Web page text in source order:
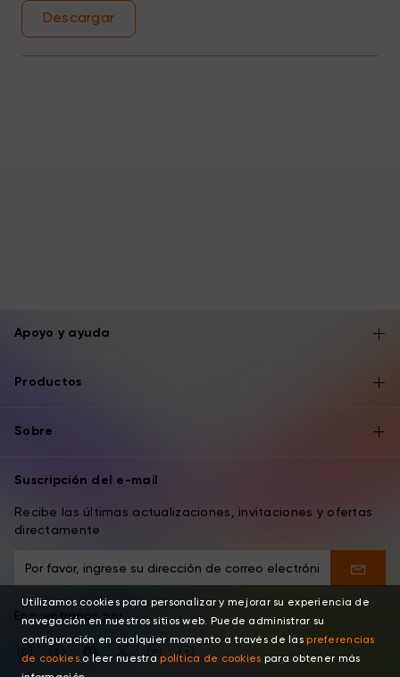
Descargar
Apoyo y ayuda
Productos
Sobre
Suscripción del e-mail
Recibe las últimas actualizaciones, invitaciones y ofertas
directamente
Encuentranos por
Utilizamos cookies para personalizar y mejorar su experiencia de
navegación en nuestros sitios web. Puede administrar su
configuración en cualquier momento a través de laspreferencias
de cookieso leer nuestrapolítica de cookies para obtener más